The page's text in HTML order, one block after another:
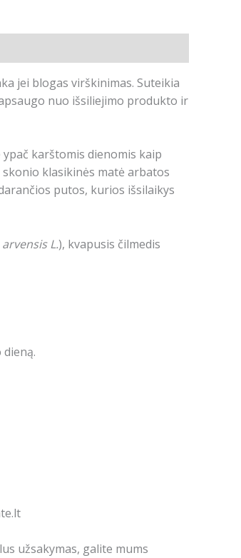
jei blogas virškinimas. Suteikia
nuo išsiliejimo produkto ir
karštomis dienomis kaip
klasikinės matė arbatos
putos, kurios išsilaikys
L.), kvapusis čilmedis
užsakymas, galite mums